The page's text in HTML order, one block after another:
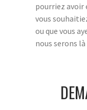
pourriez avoir
vous
ou que vous
nous serons